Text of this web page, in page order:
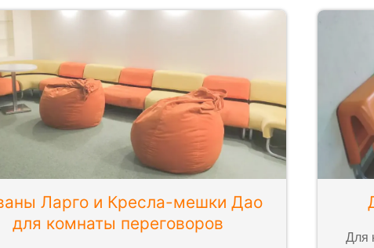
Ларго и Кресла-мешки Дао
для комнаты переговоров
Для